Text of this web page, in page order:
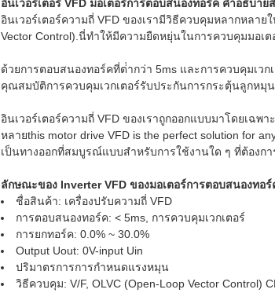
อินเวอร์เตอร์ VFD มอเตอร์การตอบสนองทอร์ค คําอธิบาย
อินเวอร์เตอร์ความถี่ VFD ของเรามีวิธีควบคุมหลากหลาย
Vector Control).นี่ทําให้มีความยืดหยุ่นในการควบคุมมอเ
ด้วยการตอบสนองทอร์คที่ต่ํากว่า 5ms และการควบคุมเว
คุณสมบัติการควบคุมเวกเตอร์รับประกันการกระตุ้นลูกหมุ
อินเวอร์เตอร์ความถี่ VFD ของเราถูกออกแบบมาโดยเฉ
หลายthis motor drive VFD is the perfect solution for
เป็นทางออกที่สมบูรณ์แบบสําหรับการใช้งานใด ๆ ที่ต้องก
ลักษณะของ Inverter VFD ของมอเตอร์การตอบสนองทอร์
ชื่อสินค้า: เครื่องปรับความถี่ VFD
การตอบสนองทอร์ค: < 5ms, การควบคุมเวกเตอร์
การยกทอร์ค: 0.0% ~ 30.0%
Output Uout: 0V-input Uin
ปริมาตรการการกําหนดแรงหมุน
วิธีควบคุม: V/F, OLVC (Open-Loop Vector Control)